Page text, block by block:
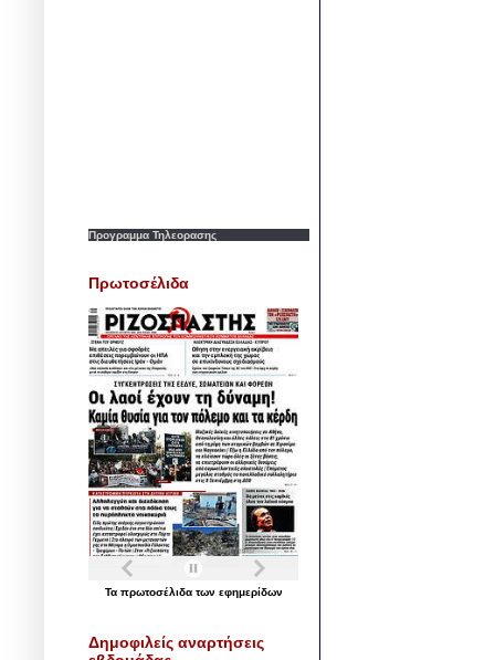
Προγραμμα Τηλεορασης
Πρωτοσέλιδα
Τα πρωτοσέλιδα των εφημερίδων
Δημοφιλείς αναρτήσεις